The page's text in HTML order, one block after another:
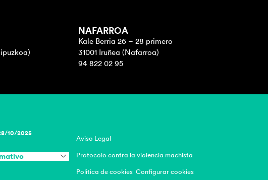
NAFARROA
Kale Berria 26 – 28 primero
31001 Iruñea (Nafarroa)
94 822 02 95
10/2025
Aviso Legal
Protocolo contra la violencia machista
Politica de cookies Configurar cookies